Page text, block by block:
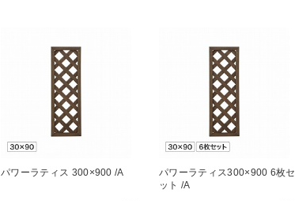
パワーラティス 300×900 /A
パワーラティス300×900 6枚セ
ット /A